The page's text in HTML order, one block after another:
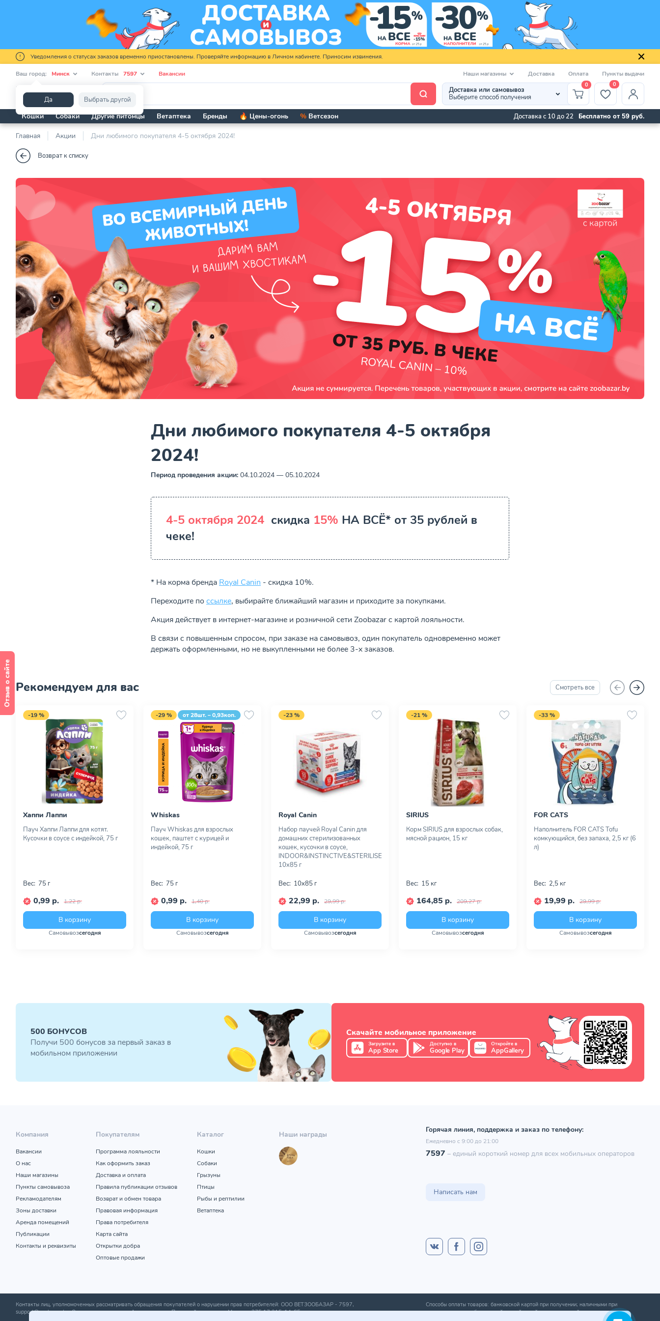
Уведомления о статусах заказов временно приостановлены. Проверяйте информацию в Личном кабинете. Приносим извинения.
Ваш город: Минск
Да Выбрать другой
Контакты 7597 Вакансии Наши магазины Доставка Оплата Пункты выдачи
Доставка или самовывоз
Выберите способ получения
0 0
Кошки Собаки Другие питомцы Ветаптека Бренды 🔥 Цены-огонь % Ветсезон Доставка с 10 до 22 Бесплатно от 59 руб.
Главная Акции Дни любимого покупателя 4-5 октября 2024!
Возврат к списку
Дни любимого покупателя 4-5 октября
2024!
Период проведения акции: 04.10.2024 — 05.10.2024
4-5 октября 2024 скидка 15% НА ВСЁ* от 35 рублей в
чеке!
* На корма бренда Royal Canin - скидка 10%.
Переходите по ссылке, выбирайте ближайший магазин и приходите за покупками.
Акция действует в интернет-магазине и розничной сети Zoobazar с картой лояльности.
В связи с повышенным спросом, при заказе на самовывоз, один покупатель одновременно может
держать оформленными, но не выкупленными не более 3-х заказов.
Рекомендуем для вас Смотреть все
-19 %
Хаппи Лаппи
Пауч Хаппи Лаппи для котят.
Кусочки в соусе с индейкой, 75 г
Вес: 75 г
0,99 р. 1,22 р.
В корзину
Самовывозсегодня
-29 % от 28шт. – 0,93коп.
Whiskas
Пауч Whiskas для взрослых
кошек, паштет с курицей и
индейкой, 75 г
Вес: 75 г
0,99 р. 1,40 р.
В корзину
Самовывозсегодня
-23 %
Royal Canin
Набор паучей Royal Canin для
домашних стерилизованных
кошек, кусочки в соусе,
INDOOR&INSTINCTIVE&STERILISED,
10х85 г
Вес: 10х85 г
22,99 р. 29,99 р.
В корзину
Самовывозсегодня
-21 %
SIRIUS
Корм SIRIUS для взрослых собак,
мясной рацион, 15 кг
Вес: 15 кг
164,85 р. 209,27 р.
В корзину
Самовывозсегодня
-33 %
FOR CATS
Наполнитель FOR CATS Tofu
комкующийся, без запаха, 2,5 кг (6
л)
Вес: 2,5 кг
19,99 р. 29,99 р.
В корзину
Самовывозсегодня
500 БОНУСОВ
Получи 500 бонусов за первый заказ в
мобильном приложении
Скачайте мобильное приложение
Загрузите в
App Store
Доступно в
Google Play
Откройте в
AppGallery
Горячая линия, поддержка и заказ по телефону:
Ежедневно с 9:00 до 21:00
7597 – единый короткий номер для всех мобильных операторов
Написать нам
Компания
Вакансии
О нас
Наши магазины
Пункты самовывоза
Рекламодателям
Зоны доставки
Аренда помещений
Публикации
Контакты и реквизиты
Покупателям
Программа лояльности
Как оформить заказ
Доставка и оплата
Правила публикации отзывов
Возврат и обмен товара
Правовая информация
Права потребителя
Карта сайта
Открытки добра
Оптовые продажи
Каталог
Кошки
Собаки
Грызуны
Птицы
Рыбы и рептилии
Ветаптека
Наши награды
Способы оплаты товаров: банковской картой при получении; наличными при
получении; оплата банковской картой онлайн; оплата картой рассрочки.
Контакты лиц, уполномоченных рассматривать обращения покупателей о нарушении прав потребителей: ООО ВЕТЗООБАЗАР - 7597,
support@zoobazar.by; Отдел торговли и услуг Администрации Первомайского р-на г. Минска+375 17 215-14-65.
Отзыв о сайте